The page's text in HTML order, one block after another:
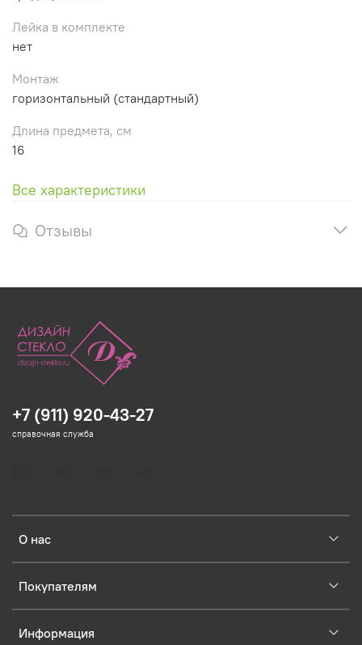
Лейка в комплекте
нет
Монтаж
горизонтальный (стандартный)
Длина предмета, см
16
Все характеристики
Отзывы
О нас
Покупателям
Информация
+7 (911) 920-43-27
справочная служба